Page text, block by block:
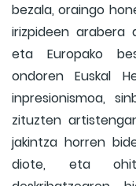
bezala, oraingo
irizpideen arabera
eta Europako
ondoren Euskal
inpresionismoa,
zituzten
jakintza horren
diote, eta